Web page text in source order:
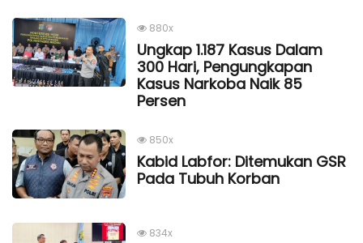
880x
Ungkap 1.187 Kasus Dalam
300 Hari, Pengungkapan
Kasus Narkoba Naik 85
Persen
850x
Kabid Labfor: Ditemukan GSR
Pada Tubuh Korban
834x